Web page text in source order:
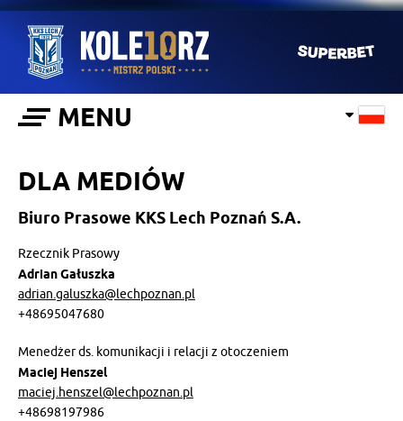
MENU
DLA MEDIÓW
Biuro Prasowe KKS Lech Poznań S.A.
Rzecznik Prasowy
Adrian Gałuszka
adrian.galuszka@lechpoznan.pl
+48695047680
Menedżer ds. komunikacji i relacji z otoczeniem
Maciej Henszel
maciej.henszel@lechpoznan.pl
+48698197986